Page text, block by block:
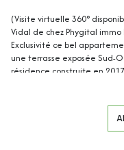
(Visite virtuelle 360°
Vidal de chez Phygital
Exclusivité ce bel
une terrasse exposée Sud-
résidence construite en
de l'accès à l'A8, des